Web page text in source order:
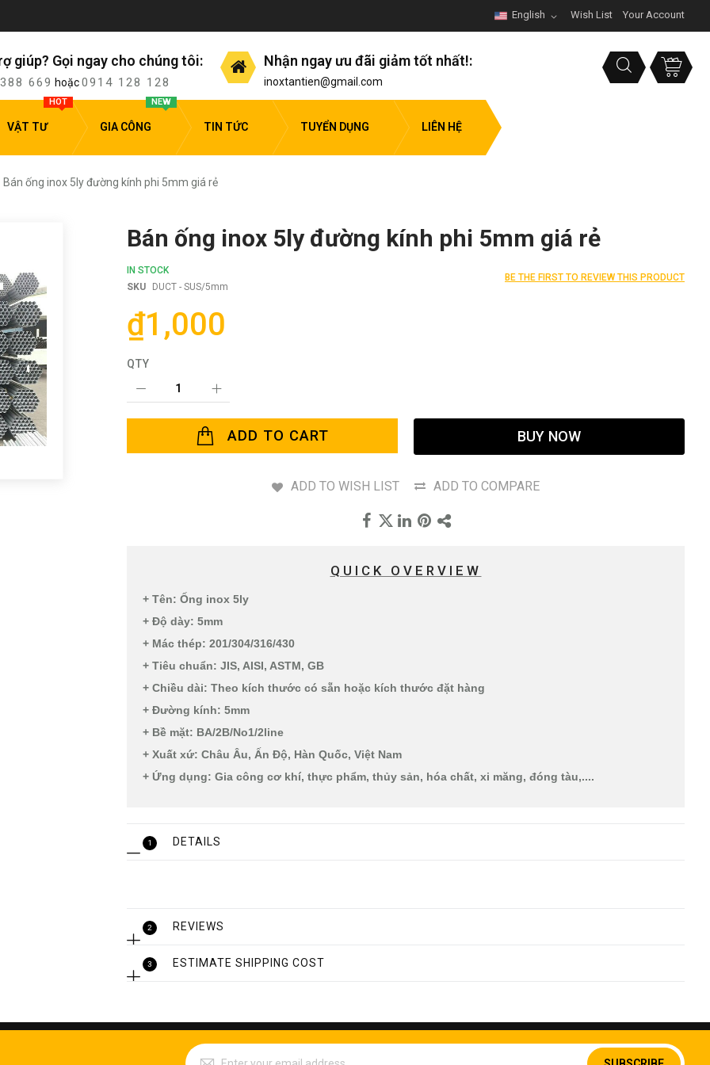
Wish List Your Account
English
giúp? Gọi ngay cho chúng tôi:
669 hoặc0914 128 128
Nhận ngay ưu đãi giảm tốt nhất!:
inoxtantien@gmail.com
VẬT TƯ
HOT
GIA CÔNG
NEW
TIN TỨC TUYỂN DỤNG LIÊN HỆ
Bán ống inox 5ly đường kính phi 5mm giá rẻ
Bán ống inox 5ly đường kính phi 5mm giá rẻ
IN STOCK
SKU
DUCT - SUS/5mm
BE THE FIRST TO REVIEW THIS PRODUCT
₫1,000
QTY
ADD TO CART BUY NOW
ADD TO WISH LIST ADD TO COMPARE
QUICK OVERVIEW
+ Tên: Ống inox 5ly
+ Độ dày: 5mm
+ Mác thép: 201/304/316/430
+ Tiêu chuẩn: JIS, AISI, ASTM, GB
+ Chiều dài: Theo kích thước có sẵn hoặc kích thước đặt hàng
+ Đường kính: 5mm
+ Bề mặt: BA/2B/No1/2line
+ Xuất xứ: Châu Âu, Ấn Độ, Hàn Quốc, Việt Nam
+ Ứng dụng: Gia công cơ khí, thực phẩm, thủy sản, hóa chất, xi măng, đóng tàu,....
1 DETAILS
2 REVIEWS
3 ESTIMATE SHIPPING COST